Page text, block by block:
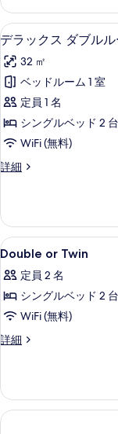
写
真
を
表
示
す
る
Use
の
詳
デ
ラ
ッ
ク
ス
ダ
ブ
ル
ー
ム
(1
名
様
利
用)
べ
て
6
デラックス ダブル
32 ㎡
ベッドルーム 1 室
定員 1 名
シングルベッド 2
WiFi (無料)
詳細
デ
ス
ダ
ブ
ル
ー
(1
名
様
の
細
Double
or
Twin
の
す
べ
写
真
11
Double or Twin
定員 2 名
シングルベッド 2
WiFi (無料)
詳細
Double
詳
細